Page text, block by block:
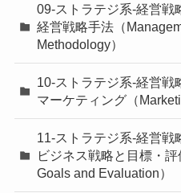
09-ストラテジ系-経営戦
経営戦略手法（
Methodology）
10-ストラテジ系-経営戦
マーケティング（
11-ストラテジ系-経営戦
ビジネス戦略と目標・
Goals and Evaluation）